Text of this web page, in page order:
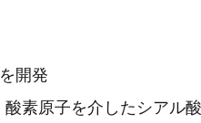
開発
素原子を介したシアル